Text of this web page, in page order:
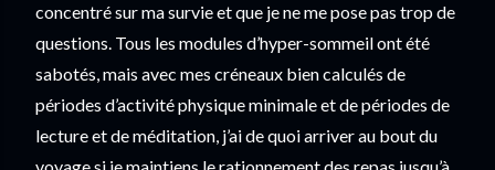
concentré sur ma survie et que je ne me pose pas trop de
questions. Tous les modules d’hyper-sommeil ont été
sabotés, mais avec mes créneaux bien calculés de
périodes d’activité physique minimale et de périodes de
lecture et de méditation, j’ai de quoi arriver au bout du